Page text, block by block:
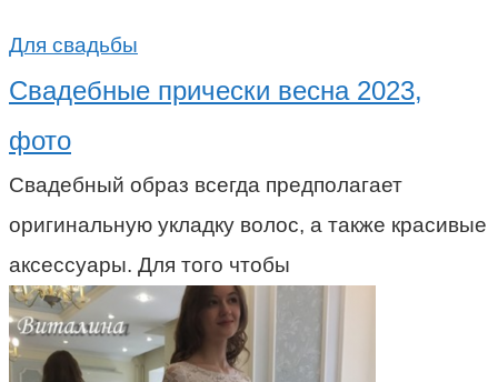
Для свадьбы
Свадебные прически весна 2023,
фото
Свадебный образ всегда предполагает
оригинальную укладку волос, а также красивые
аксессуары. Для того чтобы